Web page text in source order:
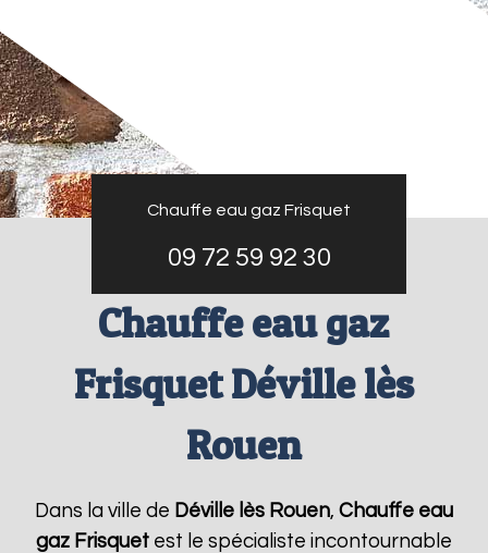
Chauffe eau gaz Frisquet
09 72 59 92 30
Chauffe eau gaz
Frisquet Déville lès
Rouen
Dans la ville de Déville lès Rouen, Chauffe eau
gaz Frisquetest le spécialiste incontournable